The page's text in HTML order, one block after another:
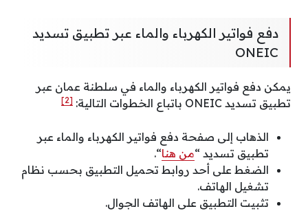
دفع فواتير الكهرباء والماء عبر تطبيق تسديد
ONEIC
يمكن دفع فواتير الكهرباء والماء في سلطنة عمان عبر
تطبيق تسديد ONEIC باتباع الخطوات التالية:
[2]
الذهاب إلى صفحة دفع فواتير الكهرباء والماء عبر
تطبيق تسديد “من هنا“.
الضغط على أحد روابط تحميل التطبيق بحسب نظام
تشغيل الهاتف.
تثبيت التطبيق على الهاتف الجوال.